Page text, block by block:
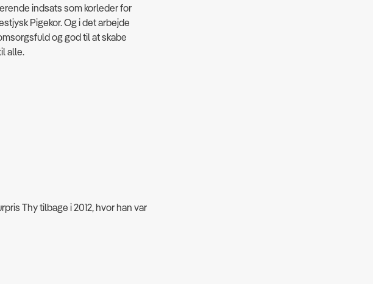
indsats som korleder for
Pigekor. Og i det arbejde
og god til at skabe
alle.
Thy tilbage i 2012, hvor han var